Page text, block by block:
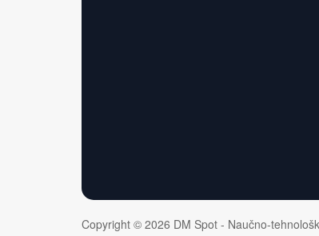
Copyright © 2026 DM Spot - Naučno-